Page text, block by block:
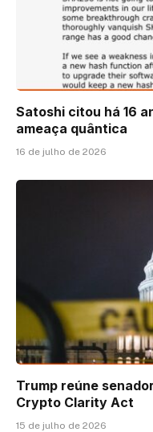
Satoshi citou há 16
ameaça quântica
16 de julho de 2026
Trump reúne
Crypto Clarity Act
15 de julho de 2026